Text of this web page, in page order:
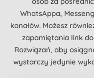
WhatsAppa,
kanałów. Możesz
zapamiętania link
Rozwiązań, aby
wystarczy jedynie